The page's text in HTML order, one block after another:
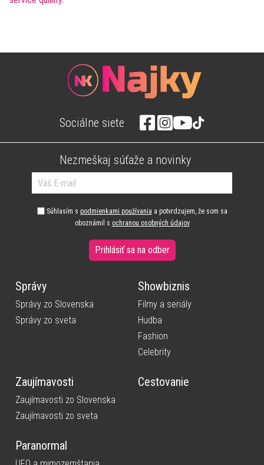
Sociálne siete
Nezmeškaj súťaže a novinky
Súhlasím s podmienkami používania a potvrdzujem, že som sa
oboznámil s ochranou osobných údajov
Prihlásiť sa na odber
Správy
Správy zo Slovenska
Správy zo sveta
Showbiznis
Filmy a seriály
Hudba
Fashion
Celebrity
Zaujímavosti
Zaujímavosti zo Slovenska
Zaujímavosti zo sveta
Cestovanie
Paranormal